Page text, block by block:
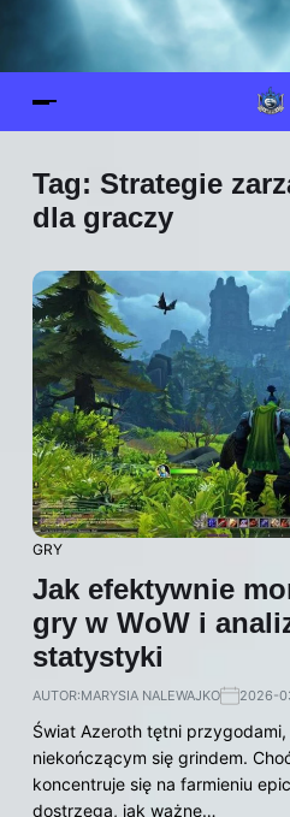
Tag: Strategie
dla graczy
GRY
Jak efektywnie
gry w WoW i
statystyki
AUTOR:MARYSIA NALEWAJKO 2026-
Świat Azeroth tętni
niekończącym się grindem.
koncentruje się na farmieniu
dostrzega, jak ważne…